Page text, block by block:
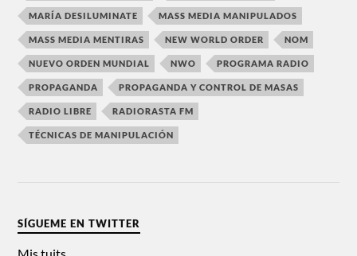
MARÍA DESILUMINATE MASS MEDIA MANIPULADOS
MASS MEDIA MENTIRAS NEW WORLD ORDER NOM
NUEVO ORDEN MUNDIAL NWO PROGRAMA RADIO
PROPAGANDA PROPAGANDA Y CONTROL DE MASAS
RADIO LIBRE RADIORASTA FM
TÉCNICAS DE MANIPULACIÓN
SÍGUEME EN TWITTER